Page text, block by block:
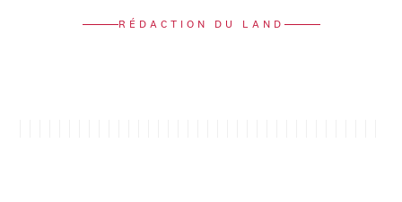
RÉDACTION DU LAND